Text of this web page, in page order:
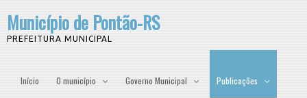
Município de Pontão-RS
PREFEITURA MUNICIPAL
Início O município Governo Municipal Publicações